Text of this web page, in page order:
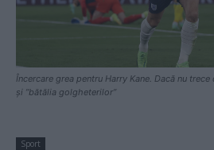
Încercare grea pentru Harry Kane. Dacă nu
și ”bătălia golgheterilor”
Sport